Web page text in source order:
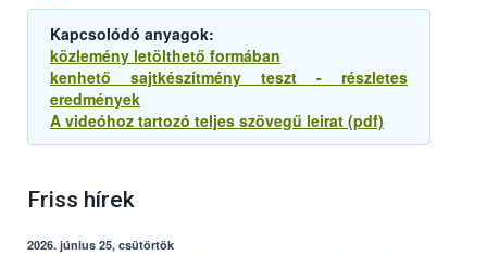
Kapcsolódó anyagok:
közlemény letölthető formában
kenhető sajtkészítmény teszt - részletes
eredmények
A videóhoz tartozó teljes szövegű leirat (pdf)
Friss hírek
2026. június 25, csütörtök